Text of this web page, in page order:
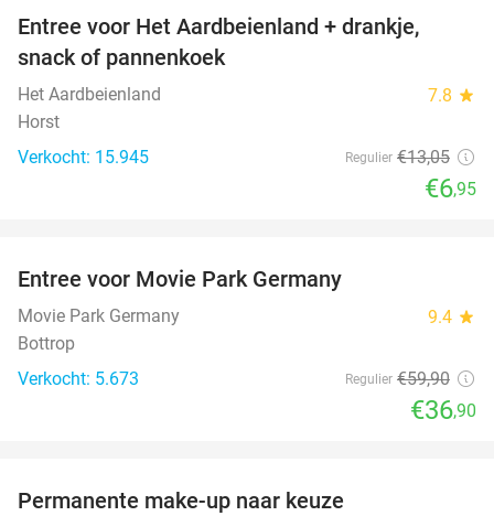
Entree voor Het Aardbeienland + drankje,
snack of pannenkoek
Het Aardbeienland 7.8 star
Horst
Verkocht: 15.945
Regulier €13,05
€6,95
Entree voor Movie Park Germany
Movie Park Germany 9.4 star
Bottrop
Verkocht: 5.673
Regulier €59,90
€36,90
Permanente make-up naar keuze